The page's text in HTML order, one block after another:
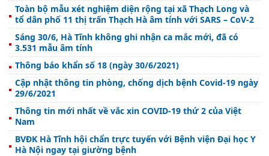
Toàn bộ mẫu xét nghiệm diện rộng tại xã Thạch Long và
tổ dân phố 11 thị trấn Thạch Hà âm tính với SARS – CoV-2
Sáng 30/6, Hà Tĩnh không ghi nhận ca mắc mới, đã có
3.531 mẫu âm tính
Thông báo khẩn số 18 (ngày 30/6/2021)
Cập nhật thông tin phòng, chống dịch bệnh Covid-19 ngày
29/6/2021
Thông tin mới nhất về vắc xin COVID-19 thứ 2 của Việt
Nam
BVĐK Hà Tĩnh hội chẩn trực tuyến với Bệnh viện Đại học Y
Hà Nội ngay tại giường bệnh